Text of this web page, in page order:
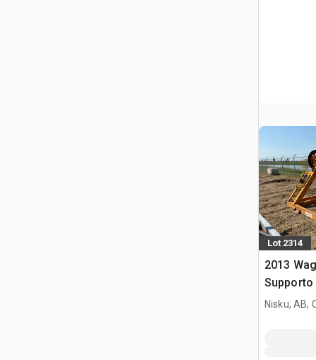
Lot 2314
2013
Supporto
Nisku, AB,